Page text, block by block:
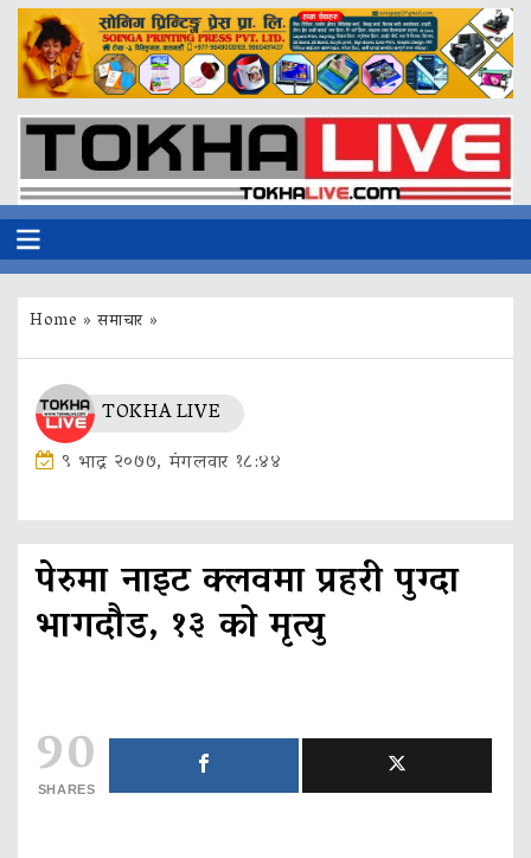
Home »समाचार »
TOKHA LIVE
९ भाद्र २०७७, मंगलवार १८:४४
पेरुमा नाइट क्लवमा प्रहरी पुग्दा
भागदौड, १३ को मृत्यु
90
SHARES